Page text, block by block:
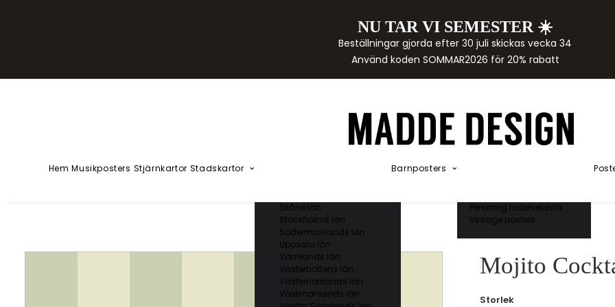
NU TAR VI SEMESTER ☀️
Beställningar gjorda efter 30 juli skickas vecka 34
Använd koden SOMMAR2026 för 20% rabatt
Hem Musikposters Stjärnkartor Stadskartor
Skåne län
Stockholms län
Södermanlands län
Uppsala län
Vämlands län
Västerbottens län
Västernorrlands län
Västmanlands län
Barnposters
Akvarellposters
Personlig födelsetavla
Vintage posters
Mojito
Storlek